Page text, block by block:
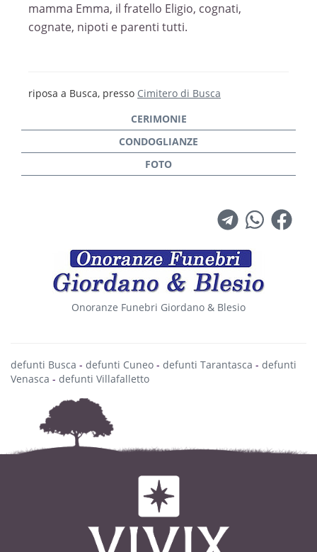
mamma Emma, il fratello Eligio, cognati,
cognate, nipoti e parenti tutti.
riposa a Busca, presso Cimitero di Busca
Onoranze Funebri Giordano & Blesio
defunti Busca - defunti Cuneo - defunti Tarantasca - defunti
Venasca - defunti Villafalletto